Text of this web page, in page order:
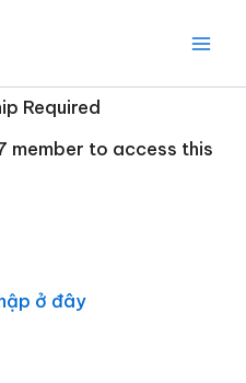
Required
member to access this
ở đây